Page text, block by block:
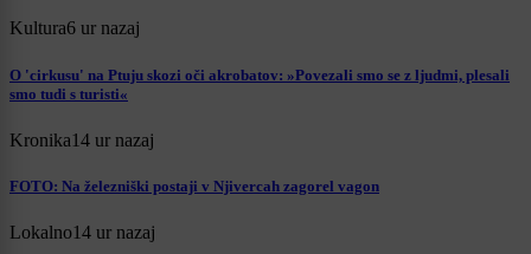
Kultura6 ur nazaj
O 'cirkusu' na Ptuju skozi oči akrobatov: »Povezali smo se z ljudmi, plesali
smo tudi s turisti«
Kronika14 ur nazaj
FOTO: Na železniški postaji v Njivercah zagorel vagon
Lokalno14 ur nazaj